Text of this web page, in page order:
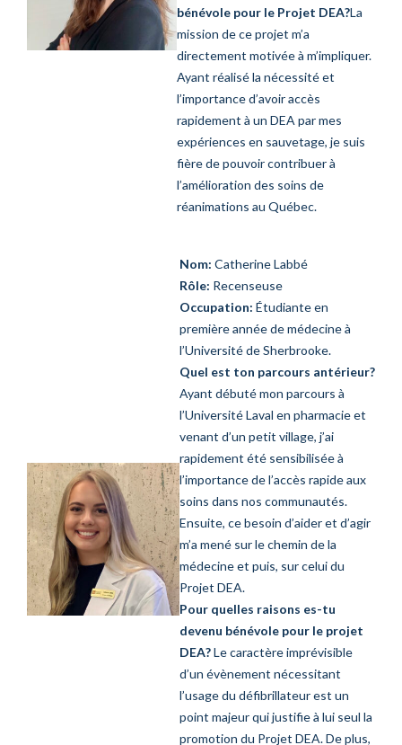
bénévole pour le Projet DEA?La
mission de ce projet m’a
directement motivée à m’impliquer.
Ayant réalisé la nécessité et
l’importance d’avoir accès
rapidement à un DEA par mes
expériences en sauvetage, je suis
fière de pouvoir contribuer à
l’amélioration des soins de
réanimations au Québec.
Nom: Catherine Labbé
Rôle: Recenseuse
Occupation: Étudiante en
première année de médecine à
l’Université de Sherbrooke.
Quel est ton parcours antérieur?
Ayant débuté mon parcours à
l’Université Laval en pharmacie et
venant d’un petit village, j’ai
rapidement été sensibilisée à
l’importance de l’accès rapide aux
soins dans nos communautés.
Ensuite, ce besoin d’aider et d’agir
m’a mené sur le chemin de la
médecine et puis, sur celui du
Projet DEA.
Pour quelles raisons es-tu
devenu bénévole pour le projet
DEA?Le caractère imprévisible
d’un évènement nécessitant
l’usage du défibrillateur est un
point majeur qui justifie à lui seul la
promotion du Projet DEA. De plus,